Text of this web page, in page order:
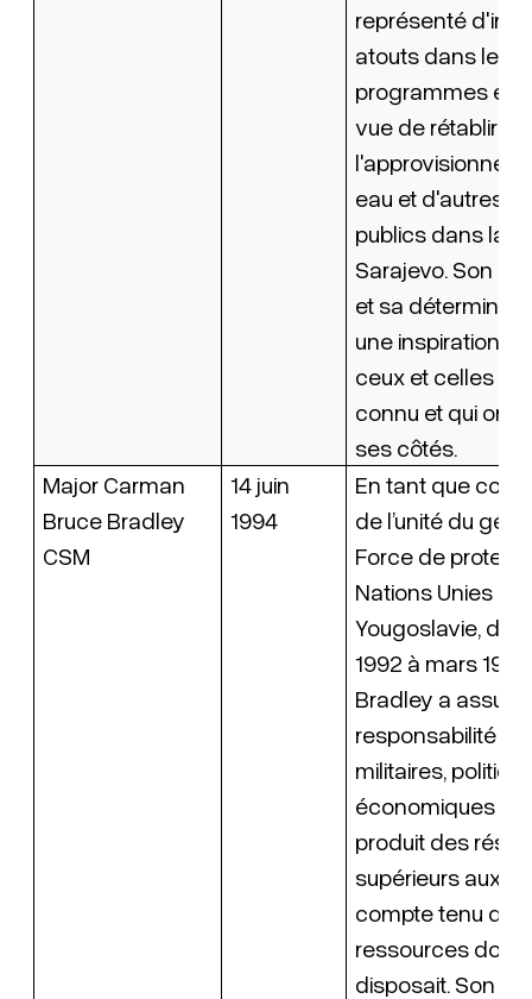
représenté
atouts dans le
programmes en
vue de rétablir
eau et d'autres
publics dans la
Sarajevo. Son
et sa
une inspiration
ceux et celles
connu et qui ont
ses côtés.
Major Carman
Bruce Bradley
CSM
14 juin
1994
En tant que
de l’unité du
Force de
Nations Unies
Yougoslavie, de
1992 à mars
Bradley a
responsabilité
militaires,
économiques
produit des
supérieurs aux
compte tenu des
ressources dont
disposait. Son